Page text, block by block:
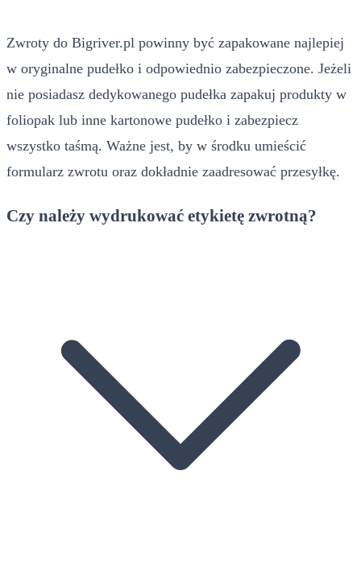
Zwroty do Bigriver.pl powinny być zapakowane najlepiej
w oryginalne pudełko i odpowiednio zabezpieczone. Jeżeli
nie posiadasz dedykowanego pudełka zapakuj produkty w
foliopak lub inne kartonowe pudełko i zabezpiecz
wszystko taśmą. Ważne jest, by w środku umieścić
formularz zwrotu oraz dokładnie zaadresować przesyłkę.
Czy należy wydrukować etykietę zwrotną?